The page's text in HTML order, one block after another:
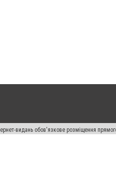
видань обов'язкове розміщення